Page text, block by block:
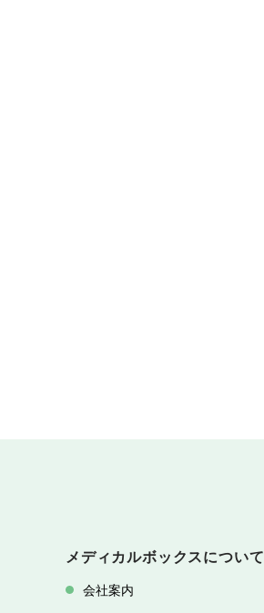
メディカルボックスについて
会社案内